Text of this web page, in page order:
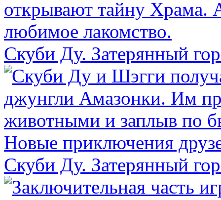
Скуби Ду. Затерянный
Скуби Ду. Затерянный